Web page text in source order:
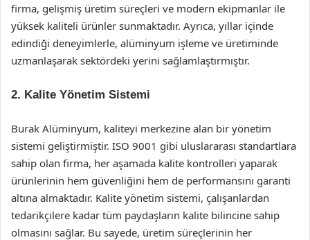
firma, gelişmiş üretim süreçleri ve modern ekipmanlar ile
yüksek kaliteli ürünler sunmaktadır. Ayrıca, yıllar içinde
edindiği deneyimlerle, alüminyum işleme ve üretiminde
uzmanlaşarak sektördeki yerini sağlamlaştırmıştır.
2. Kalite Yönetim Sistemi
Burak Alüminyum, kaliteyi merkezine alan bir yönetim
sistemi geliştirmiştir. ISO 9001 gibi uluslararası standartlara
sahip olan firma, her aşamada kalite kontrolleri yaparak
ürünlerinin hem güvenliğini hem de performansını garanti
altına almaktadır. Kalite yönetim sistemi, çalışanlardan
tedarikçilere kadar tüm paydaşların kalite bilincine sahip
olmasını sağlar. Bu sayede, üretim süreçlerinin her